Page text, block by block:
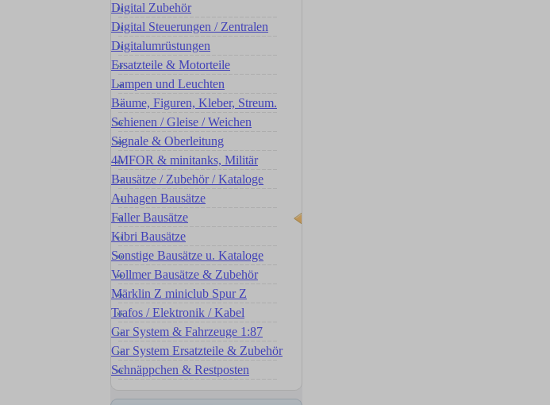
Digital Zubehör
Digital Steuerungen / Zentralen
Digitalumrüstungen
Ersatzteile & Motorteile
Lampen und Leuchten
Bäume, Figuren, Kleber, Streum.
Schienen / Gleise / Weichen
Signale & Oberleitung
4MFOR & minitanks, Militär
Bausätze / Zubehör / Kataloge
Auhagen Bausätze
Faller Bausätze
Kibri Bausätze
Sonstige Bausätze u. Kataloge
Vollmer Bausätze & Zubehör
Märklin Z miniclub Spur Z
Trafos / Elektronik / Kabel
Car System & Fahrzeuge 1:87
Car System Ersatzteile & Zubehör
Schnäppchen & Restposten